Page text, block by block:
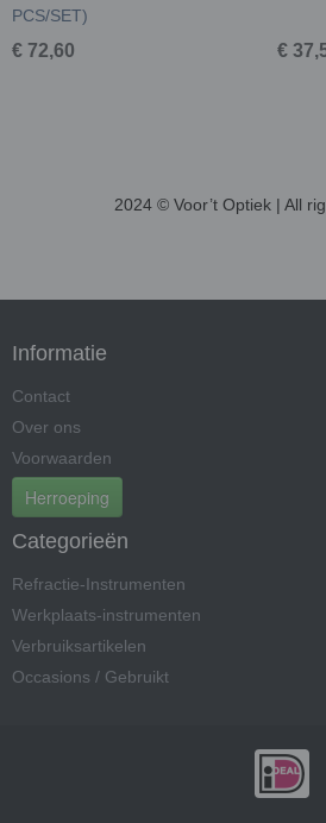
PCS/SET)
€ 72,60 €
2024 © Voor’t Optiek | All
Informatie
Contact
Over ons
Voorwaarden
Herroeping
Categorieën
Refractie-Instrumenten
Werkplaats-instrumenten
Verbruiksartikelen
Occasions / Gebruikt